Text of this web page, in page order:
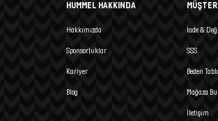
HUMMEL HAKKINDA
Hakkımızda
Sponsorluklar
Kariyer
Blog
İade &
SSS
Beden
Mağaza Bul
İletişim